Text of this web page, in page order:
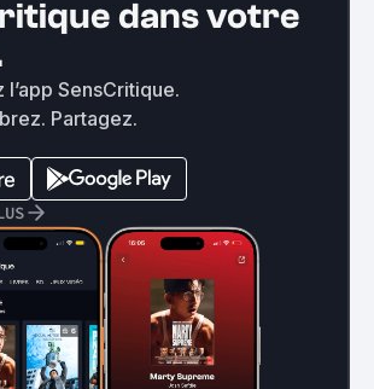
dans votre
SensCritique.
Partagez.